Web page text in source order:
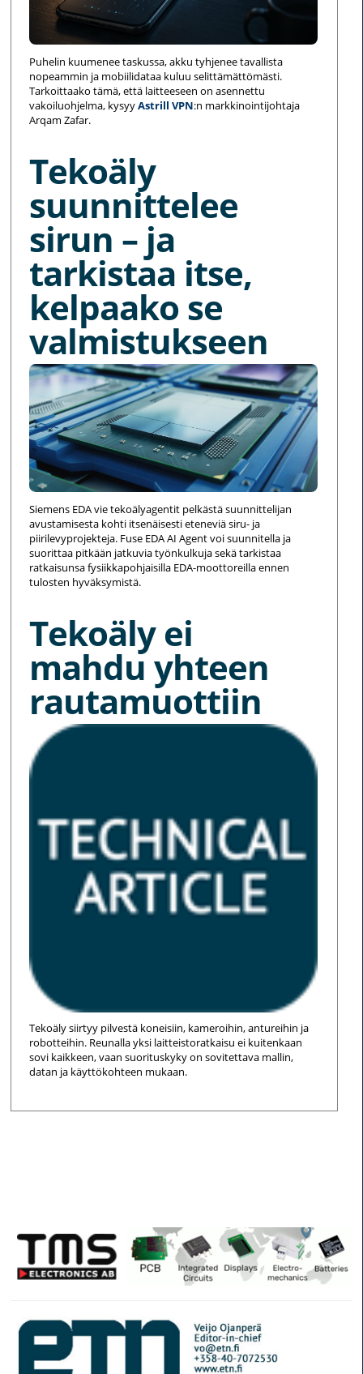
Puhelin kuumenee taskussa, akku tyhjenee tavallista
nopeammin ja mobiilidataa kuluu selittämättömästi.
Tarkoittaako tämä, että laitteeseen on asennettu
vakoiluohjelma, kysyyAstrill VPN:n markkinointijohtaja
Arqam Zafar.
Tekoäly
suunnittelee
sirun – ja
tarkistaa itse,
kelpaako se
valmistukseen
Siemens EDA vie tekoälyagentit pelkästä suunnittelijan
avustamisesta kohti itsenäisesti eteneviä siru- ja
piirilevyprojekteja. Fuse EDA AI Agent voi suunnitella ja
suorittaa pitkään jatkuvia työnkulkuja sekä tarkistaa
ratkaisunsa fysiikkapohjaisilla EDA-moottoreilla ennen
tulosten hyväksymistä.
Tekoäly ei
mahdu yhteen
rautamuottiin
Tekoäly siirtyy pilvestä koneisiin, kameroihin, antureihin ja
robotteihin. Reunalla yksi laitteistoratkaisu ei kuitenkaan
sovi kaikkeen, vaan suorituskyky on sovitettava mallin,
datan ja käyttökohteen mukaan.